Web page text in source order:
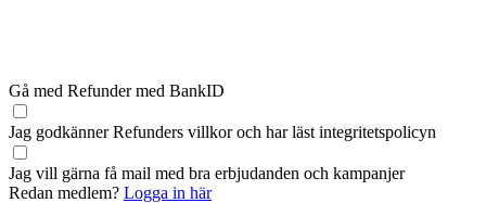
Gå med Refunder med BankID
Jag godkänner Refunders villkoroch har läst integritetspolicyn
Jag vill gärna få mail med bra erbjudanden och kampanjer
Redan medlem? Logga in här